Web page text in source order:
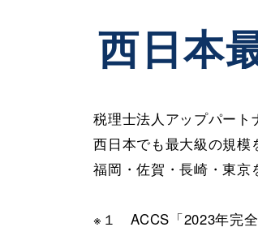
西日本
税理士法人アップパート
西日本でも最大級の規模
福岡・佐賀・長崎・東京
※１ ACCS「2023年完